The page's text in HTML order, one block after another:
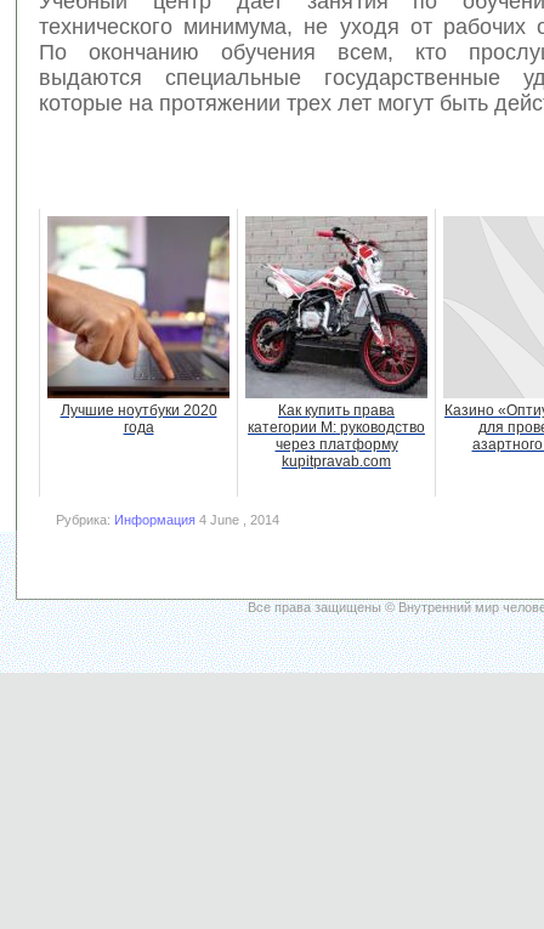
технического минимума, не уходя от рабочих
По окончанию обучения всем, кто
выдаются специальные государственные
которые на протяжении трех лет могут быть
Лучшие ноутбуки 2020
года
Как купить права
категории M: руководство
через платформу
kupitpravab.com
Казино
для
Рубрика: Информация 4 June , 2014
Все права защищены © Внутренний мир